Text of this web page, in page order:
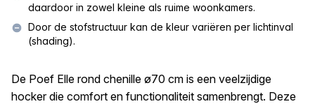
daardoor in zowel kleine als ruime woonkamers.
Door de stofstructuur kan de kleur variëren per lichtinval
(shading).
De Poef Elle rond chenille ø70 cm is een veelzijdige
hocker die comfort en functionaliteit samenbrengt. Deze